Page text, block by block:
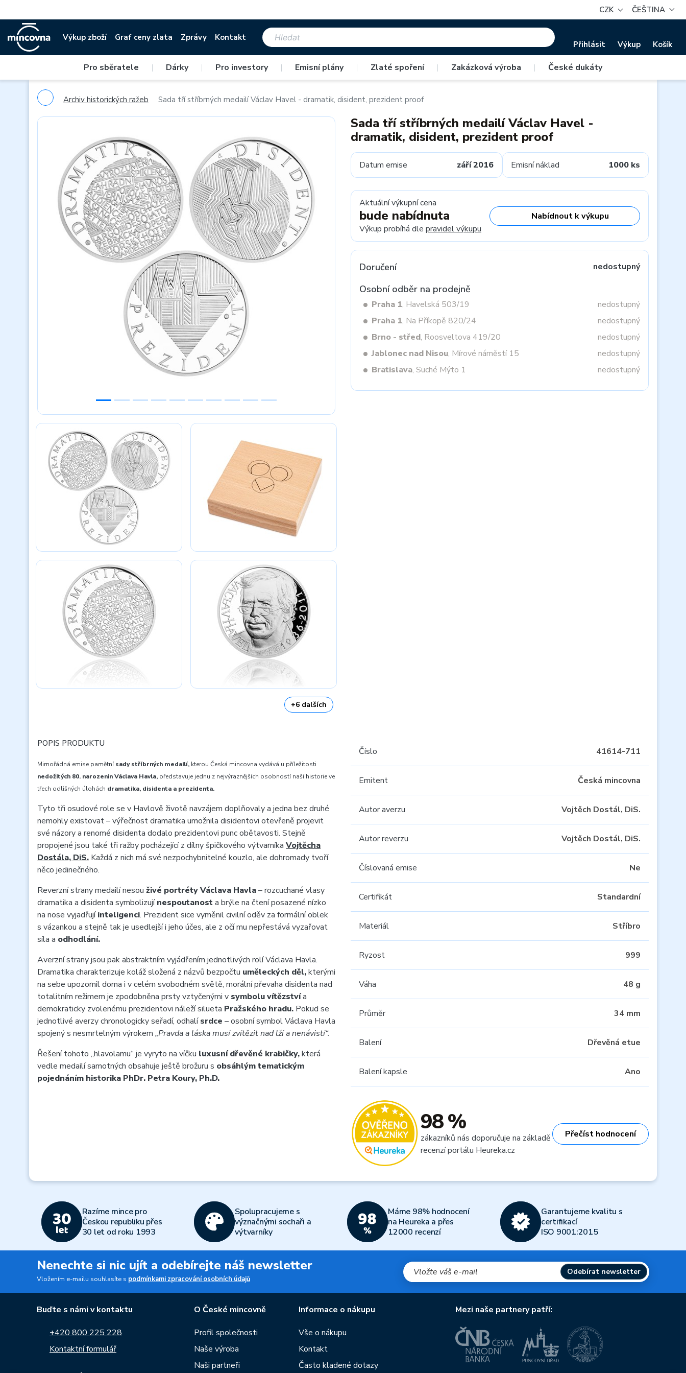
CZK ČEŠTINA
Výkup zboží Graf ceny zlata Zprávy Kontakt
Přihlásit Výkup Košík
Pro sběratele | Dárky | Pro investory | Emisní plány | Zlaté spoření | Zakázková výroba | České dukáty
Archiv historických ražeb Sada tří stříbrných medailí Václav Havel - dramatik, disident, prezident proof
+6 dalších
Sada tří stříbrných medailí Václav Havel -
dramatik, disident, prezident proof
Datum emise září 2016 Emisní náklad 1000 ks
Aktuální výkupní cena
bude nabídnuta
Výkup probíhá dle pravidel výkupu
Nabídnout k výkupu
Doručení nedostupný
Osobní odběr na prodejně
Praha 1, Havelská 503/19
nedostupný
Praha 1, Na Příkopě 820/24
nedostupný
Brno - střed, Roosveltova 419/20
nedostupný
Jablonec nad Nisou, Mírové náměstí 15
nedostupný
Bratislava, Suché Mýto 1 nedostupný
POPIS PRODUKTU
Mimořádná emise pamětnísady stříbrných medailí, kterou Česká mincovna vydává u příležitosti
nedožitých 80. narozenin Václava Havla, představuje jednu z nejvýraznějších osobností naší historie ve
třech odlišných úlohách dramatika, disidenta a prezidenta.
Tyto tři osudové role se v Havlově životě navzájem doplňovaly a jedna bez druhé
nemohly existovat – výřečnost dramatika umožnila disidentovi otevřeně projevit
své názory a renomé disidenta dodalo prezidentovi punc obětavosti. Stejně
propojené jsou také tři ražby pocházející z dílny špičkového výtvarníka Vojtěcha
Dostála, DiS. Každá z nich má své nezpochybnitelné kouzlo, ale dohromady tvoří
něco jedinečného.
Reverzní strany medailí nesou živé portréty Václava Havla– rozcuchané vlasy
dramatika a disidenta symbolizujínespoutanosta brýle na čtení posazené nízko
na nose vyjadřujíinteligenci. Prezident sice vyměnil civilní oděv za formální oblek
s vázankou a stejně tak je usedlejší i jeho účes, ale z očí mu nepřestává vyzařovat
síla a odhodlání.
Averzní strany jsou pak abstraktním vyjádřením jednotlivých rolí Václava Havla.
Dramatika charakterizuje koláž složená z názvů bezpočtu uměleckých děl,kterými
na sebe upozornil doma i v celém svobodném světě, morální převaha disidenta nad
totalitním režimem je zpodobněna prsty vztyčenými v symbolu vítězstvía
demokraticky zvolenému prezidentovi náleží silueta Pražského hradu. Pokud se
jednotlivé averzy chronologicky seřadí, odhalísrdce – osobní symbol Václava Havla
spojený s nesmrtelným výrokem „Pravda a láska musí zvítězit nad lží a nenávistí“.
Řešení tohoto „hlavolamu“ je vyryto na víčku luxusní dřevěné krabičky,která
vedle medailí samotných obsahuje ještě brožuru s obsáhlým tematickým
pojednáním historika PhDr. Petra Koury, Ph.D.
Číslo 41614-711
Emitent Česká mincovna
Autor averzu Vojtěch Dostál, DiS.
Autor reverzu Vojtěch Dostál, DiS.
Číslovaná emise Ne
Certifikát Standardní
Materiál Stříbro
Ryzost 999
Váha 48 g
Průměr 34 mm
Balení Dřevěná etue
Balení kapsle Ano
98 %
zákazníků nás doporučuje na základě
recenzí portálu Heureka.cz
Přečíst hodnocení
Razíme mince pro
Českou republiku přes
30 let od roku 1993
Spolupracujeme s
význačnými sochaři a
výtvarníky
Máme 98% hodnocení
na Heureka a přes
12000 recenzí
Garantujeme kvalitu s
certifikací
ISO 9001:2015
Nenechte si nic ujít a odebírejte náš newsletter
Vložením e-mailu souhlasíte s podmínkami zpracování osobních údajů
Odebírat newsletter
Buďte s námi v kontaktu
+420 800 225 228
Kontaktní formulář
O České mincovně
Profil společnosti
Naše výroba
Naši partneři
Informace o nákupu
Vše o nákupu
Kontakt
Často kladené dotazy
Mezi naše partnery patří: